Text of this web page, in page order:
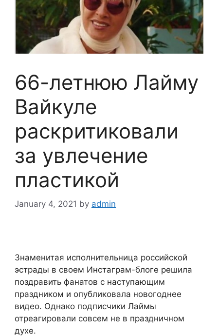
66-летнюю Лайму
Вайкуле
раскритиковали
за увлечение
пластикой
January 4, 2021 by admin
Знаменитая исполнительница российской
эстрады в своем Инстаграм-блоге решила
поздравить фанатов с наступающим
праздником и опубликовала новогоднее
видео. Однако подписчики Лаймы
отреагировали совсем не в праздничном
духе.